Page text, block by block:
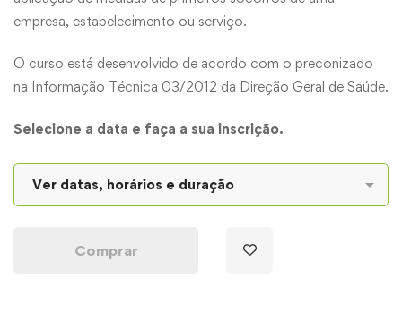
empresa, estabelecimento ou serviço.
O curso está desenvolvido de acordo com o preconizado
na Informação Técnica 03/2012 da Direção Geral de Saúde.
Selecione a data e faça a sua inscrição.
Comprar